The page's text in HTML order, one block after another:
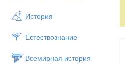
История
Естествознание
Всемирная история